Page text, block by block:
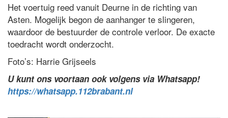
Het voertuig reed vanuit Deurne in de richting van
Asten. Mogelijk begon de aanhanger te slingeren,
waardoor de bestuurder de controle verloor. De exacte
toedracht wordt onderzocht.
Foto’s: Harrie Grijseels
U kunt ons voortaan ook volgens via Whatsapp!
https://whatsapp.112brabant.nl